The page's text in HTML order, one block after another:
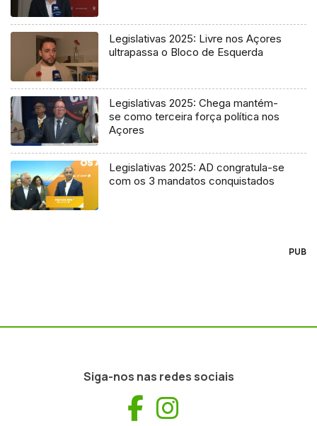
Legislativas 2025: Livre nos Açores
ultrapassa o Bloco de Esquerda
Legislativas 2025: Chega mantém-
se como terceira força política nos
Açores
Legislativas 2025: AD congratula-se
com os 3 mandatos conquistados
PUB
Siga-nos nas redes sociais
Facebook